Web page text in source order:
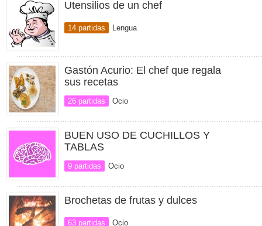
Utensilios de un chef
14 partidas Lengua
Gastón Acurio: El chef que regala
sus recetas
26 partidas Ocio
BUEN USO DE CUCHILLOS Y
TABLAS
9 partidas Ocio
Brochetas de frutas y dulces
63 partidas Ocio